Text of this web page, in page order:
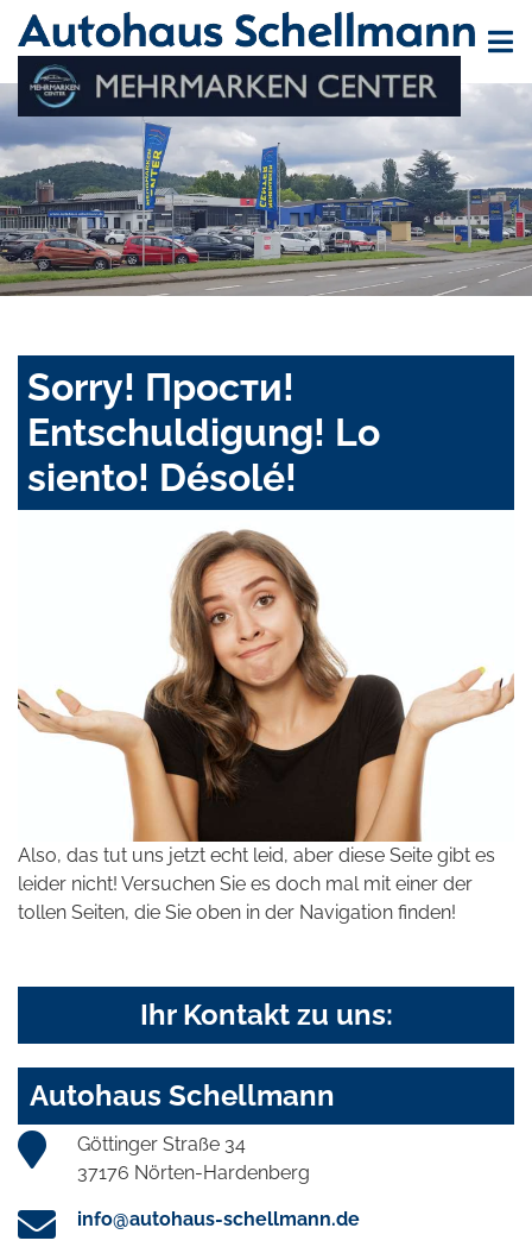
Sorry! Прости!
Entschuldigung! Lo
siento! Désolé!
Also, das tut uns jetzt echt leid, aber diese Seite gibt es
leider nicht! Versuchen Sie es doch mal mit einer der
tollen Seiten, die Sie oben in der Navigation finden!
Ihr Kontakt zu uns:
Autohaus Schellmann
Göttinger Straße 34
37176 Nörten-Hardenberg
info@autohaus-schellmann.de